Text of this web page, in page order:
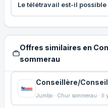
Le télétravail est-il possible
Offres similaires en
sommerau
Conseillère/
Jumbo · Chur sommerau · Il